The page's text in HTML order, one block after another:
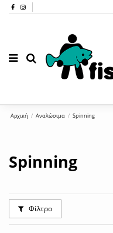
Αρχική Αναλώσιμα Spinning
Spinning
Φίλτρο